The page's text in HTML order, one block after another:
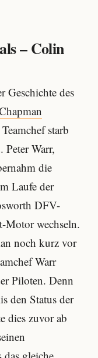
– Colin
Geschichte des
starb
Peter Warr,
die
Laufe der
DFV-
Motor wechseln.
noch kurz vor
Warr
Piloten. Denn
den Status der
dies zuvor ab